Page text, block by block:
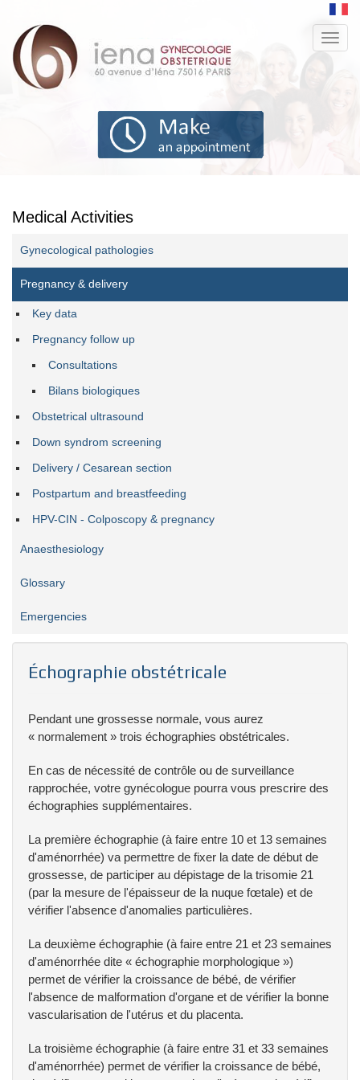
contenu
principal
Medical Activities
Gynecological pathologies
Pregnancy & delivery
Key data
Pregnancy follow up
Consultations
Bilans biologiques
Obstetrical ultrasound
Down syndrom screening
Delivery / Cesarean section
Postpartum and breastfeeding
HPV-CIN - Colposcopy & pregnancy
Anaesthesiology
Glossary
Emergencies
Échographie obstétricale
Pendant une grossesse normale, vous aurez
« normalement » trois échographies obstétricales.
En cas de nécessité de contrôle ou de surveillance
rapprochée, votre gynécologue pourra vous prescrire des
échographies supplémentaires.
La première échographie (à faire entre 10 et 13 semaines
d'aménorrhée) va permettre de fixer la date de début de
grossesse, de participer au dépistage de la trisomie 21
(par la mesure de l'épaisseur de la nuque fœtale) et de
vérifier l'absence d'anomalies particulières.
La deuxième échographie (à faire entre 21 et 23 semaines
d'aménorrhée dite « échographie morphologique »)
permet de vérifier la croissance de bébé, de vérifier
l'absence de malformation d'organe et de vérifier la bonne
vascularisation de l'utérus et du placenta.
La troisième échographie (à faire entre 31 et 33 semaines
d'aménorrhée) permet de vérifier la croissance de bébé,